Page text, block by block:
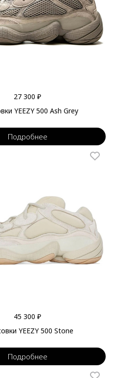
27 300 ₽
YEEZY 500 Ash Grey
Подробнее
45 300 ₽
YEEZY 500 Stone
Подробнее